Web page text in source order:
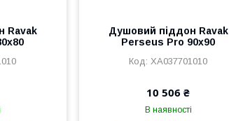
Ravak
Душовий піддон Ravak
Perseus Pro 90x90
XA037701010
10 506 ₴
В наявності